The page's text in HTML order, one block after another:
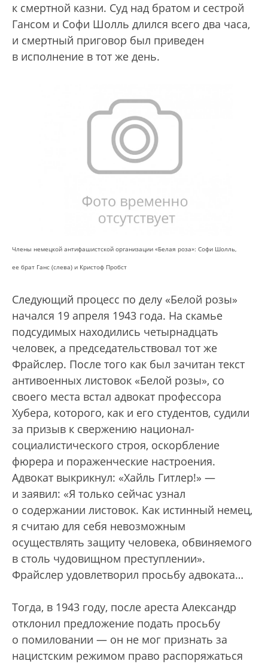
к смертной казни. Суд над братом и сестрой
Гансом и Софи Шолль длился всего два часа,
и смертный приговор был приведен
в исполнение в тот же день.
Члены немецкой антифашистской организации «Белая роза»: Софи Шолль,
ее брат Ганс (слева) и Кристоф Пробст
Следующий процесс по делу «Белой розы»
начался 19 апреля 1943 года. На скамье
подсудимых находились четырнадцать
человек, а председательствовал тот же
Фрайслер. После того как был зачитан текст
антивоенных листовок «Белой розы», со
своего места встал адвокат профессора
Хубера, которого, как и его студентов, судили
за призыв к свержению национал-
социалистического строя, оскорбление
фюрера и пораженческие настроения.
Адвокат выкрикнул: «Хайль Гитлер!» —
и заявил: «Я только сейчас узнал
о содержании листовок. Как истинный немец,
я считаю для себя невозможным
осуществлять защиту человека, обвиняемого
в столь чудовищном преступлении».
Фрайслер удовлетворил просьбу адвоката…
Тогда, в 1943 году, после ареста Александр
отклонил предложение подать просьбу
о помиловании — он не мог признать за
нацистским режимом право распоряжаться